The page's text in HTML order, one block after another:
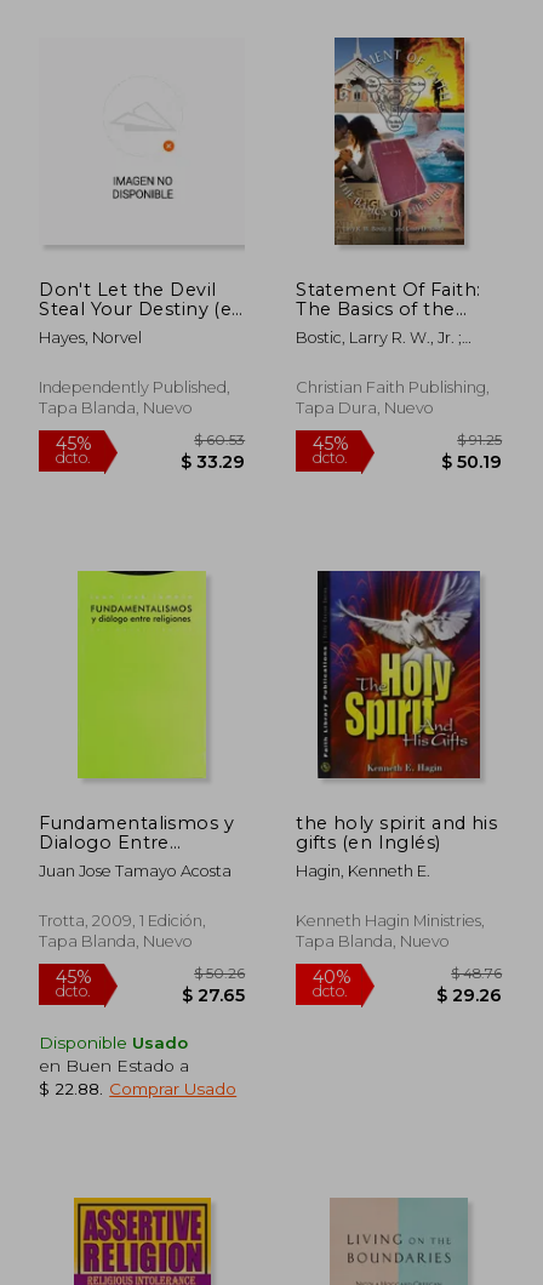
Don't Let the Devil
Steal Your Destiny (en
Inglés)
Hayes, Norvel
Independently Published,
Tapa Blanda, Nuevo
Statement Of Faith:
The Basics of the
Bible (en Inglés)
Bostic, Larry R. W., Jr. ;
Christian Faith Publishing,
Tapa Dura, Nuevo
Fundamentalismos y
Dialogo Entre
Religiones
Juan Jose Tamayo Acosta
Trotta, 2009, 1 Edición,
Tapa Blanda, Nuevo
Disponible Usado
en Buen Estado a
$ 22.88
Comprar Usado
the holy spirit and his
gifts (en Inglés)
Hagin, Kenneth E.
Kenneth Hagin Ministries,
Tapa Blanda, Nuevo